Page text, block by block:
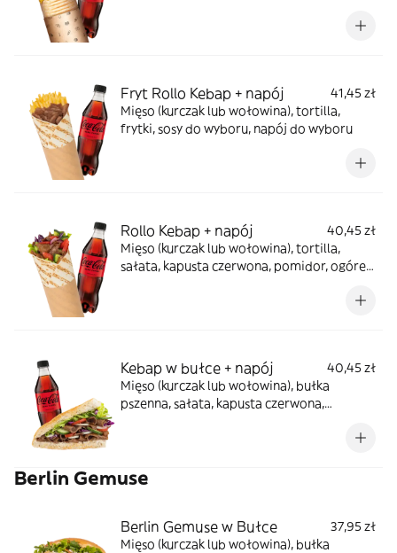
Fryt Rollo Kebap + napój
41,45 zł
Mięso (kurczak lub wołowina), tortilla,
frytki, sosy do wyboru, napój do wyboru
Rollo Kebap + napój
40,45 zł
Mięso (kurczak lub wołowina), tortilla,
sałata, kapusta czerwona, pomidor, ogórek,
Kebap w bułce + napój
40,45 zł
Mięso (kurczak lub wołowina), bułka
pszenna, sałata, kapusta czerwona,
Berlin Gemuse
Berlin Gemuse w Bułce
37,95 zł
Mięso (kurczak lub wołowina), bułka